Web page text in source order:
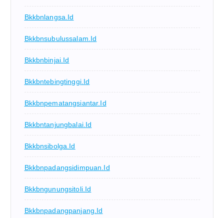
Bkkbnlangsa.id
Bkkbnsubulussalam.id
Bkkbnbinjai.id
Bkkbntebingtinggi.id
Bkkbnpematangsiantar.id
Bkkbntanjungbalai.id
Bkkbnsibolga.id
Bkkbnpadangsidimpuan.id
Bkkbngunungsitoli.id
Bkkbnpadangpanjang.id